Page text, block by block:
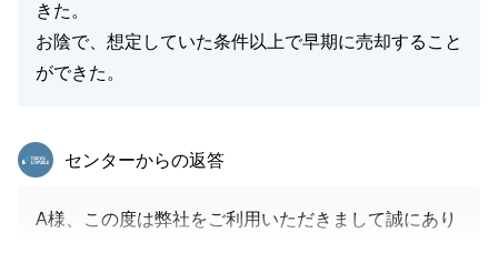
きた。
お陰で、想定していた条件以上で早期に売却すること
ができた。
東急リバブル
センターからの返答
A様、この度は弊社をご利用いただきまして誠にあり